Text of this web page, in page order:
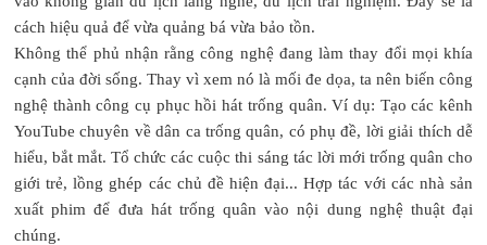
cách hiệu quả để vừa quảng bá vừa bảo tồn.
Không thể phủ nhận rằng công nghệ đang làm thay đổi mọi khía
cạnh của đời sống. Thay vì xem nó là mối đe dọa, ta nên biến công
nghệ thành công cụ phục hồi hát trống quân. Ví dụ: Tạo các kênh
YouTube chuyên về dân ca trống quân, có phụ đề, lời giải thích dễ
hiểu, bắt mắt. Tổ chức các cuộc thi sáng tác lời mới trống quân cho
giới trẻ, lồng ghép các chủ đề hiện đại... Hợp tác với các nhà sản
xuất phim để đưa hát trống quân vào nội dung nghệ thuật đại
chúng.